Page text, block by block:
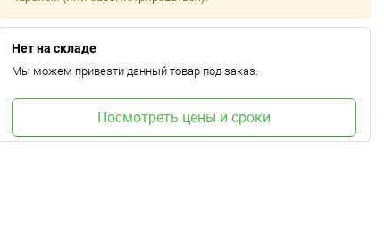
Нет на складе
Мы можем привезти данный товар под заказ.
Посмотреть цены и сроки